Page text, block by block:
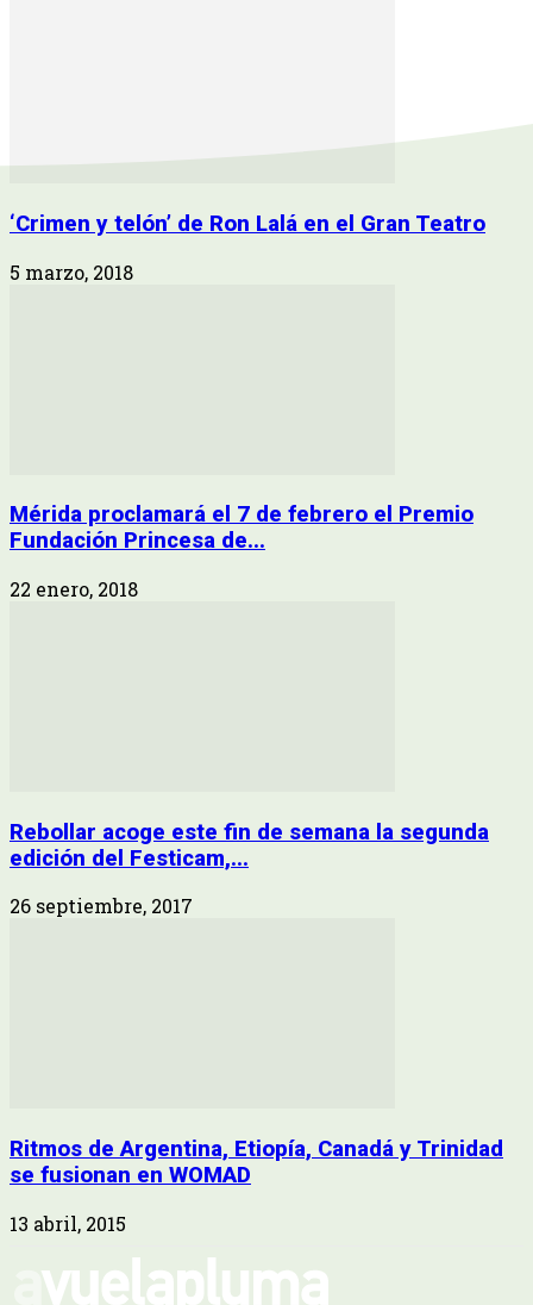
‘Crimen y telón’ de Ron Lalá en el Gran Teatro
5 marzo, 2018
Mérida proclamará el 7 de febrero el Premio
Fundación Princesa de...
22 enero, 2018
Rebollar acoge este fin de semana la segunda
edición del Festicam,...
26 septiembre, 2017
Ritmos de Argentina, Etiopía, Canadá y Trinidad
se fusionan en WOMAD
13 abril, 2015